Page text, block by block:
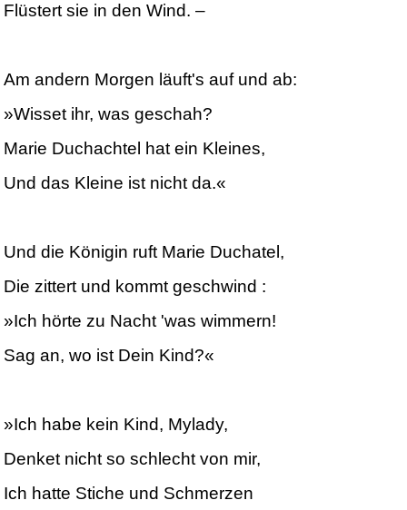
Flüstert sie in den Wind. –
Am andern Morgen läuft's auf und ab:
»Wisset ihr, was geschah?
Marie Duchachtel hat ein Kleines,
Und das Kleine ist nicht da.«
Und die Königin ruft Marie Duchatel,
Die zittert und kommt geschwind :
»Ich hörte zu Nacht 'was wimmern!
Sag an, wo ist Dein Kind?«
»Ich habe kein Kind, Mylady,
Denket nicht so schlecht von mir,
Ich hatte Stiche und Schmerzen